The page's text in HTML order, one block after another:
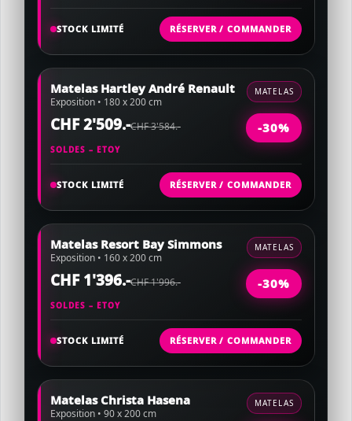
STOCK LIMITÉ RÉSERVER / COMMANDER
Matelas Hartley André Renault
Exposition • 180 x 200 cm
MATELAS
CHF 2'509.-CHF 3'584.- -30%
SOLDES – ETOY
STOCK LIMITÉ RÉSERVER / COMMANDER
Matelas Resort Bay Simmons
Exposition • 160 x 200 cm
MATELAS
CHF 1'396.-CHF 1'996.- -30%
SOLDES – ETOY
STOCK LIMITÉ RÉSERVER / COMMANDER
Matelas Christa Hasena
Exposition • 90 x 200 cm
MATELAS